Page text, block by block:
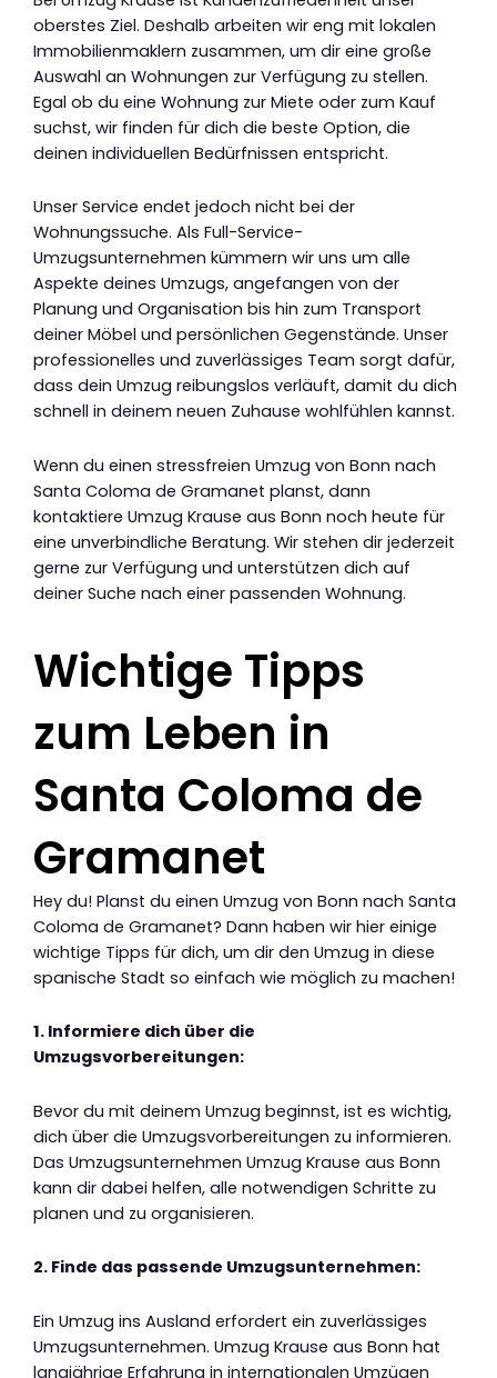
oberstes Ziel. Deshalb arbeiten wir eng mit lokalen
Immobilienmaklern zusammen, um dir eine große
Auswahl an Wohnungen zur Verfügung zu stellen.
Egal ob du eine Wohnung zur Miete oder zum Kauf
suchst, wir finden für dich die beste Option, die
deinen individuellen Bedürfnissen entspricht.
Unser Service endet jedoch nicht bei der
Wohnungssuche. Als Full-Service-
Umzugsunternehmen kümmern wir uns um alle
Aspekte deines Umzugs, angefangen von der
Planung und Organisation bis hin zum Transport
deiner Möbel und persönlichen Gegenstände. Unser
professionelles und zuverlässiges Team sorgt dafür,
dass dein Umzug reibungslos verläuft, damit du dich
schnell in deinem neuen Zuhause wohlfühlen kannst.
Wenn du einen stressfreien Umzug von Bonn nach
Santa Coloma de Gramanet planst, dann
kontaktiere Umzug Krause aus Bonn noch heute für
eine unverbindliche Beratung. Wir stehen dir jederzeit
gerne zur Verfügung und unterstützen dich auf
deiner Suche nach einer passenden Wohnung.
Wichtige Tipps
zum Leben in
Santa Coloma de
Gramanet
Hey du! Planst du einen Umzug von Bonn nach Santa
Coloma de Gramanet? Dann haben wir hier einige
wichtige Tipps für dich, um dir den Umzug in diese
spanische Stadt so einfach wie möglich zu machen!
1. Informiere dich über die
Umzugsvorbereitungen:
Bevor du mit deinem Umzug beginnst, ist es wichtig,
dich über die Umzugsvorbereitungen zu informieren.
Das Umzugsunternehmen Umzug Krause aus Bonn
kann dir dabei helfen, alle notwendigen Schritte zu
planen und zu organisieren.
2. Finde das passende Umzugsunternehmen:
Ein Umzug ins Ausland erfordert ein zuverlässiges
Umzugsunternehmen. Umzug Krause aus Bonn hat
langjährige Erfahrung in internationalen Umzügen